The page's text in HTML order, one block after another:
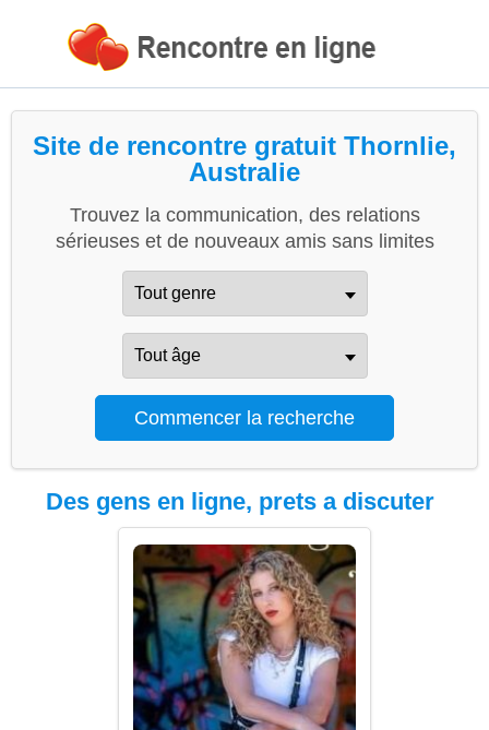
Site de rencontre gratuit Thornlie,
Australie
Trouvez la communication, des relations
sérieuses et de nouveaux amis sans limites
Des gens en ligne, prets a discuter